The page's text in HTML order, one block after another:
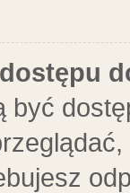
być